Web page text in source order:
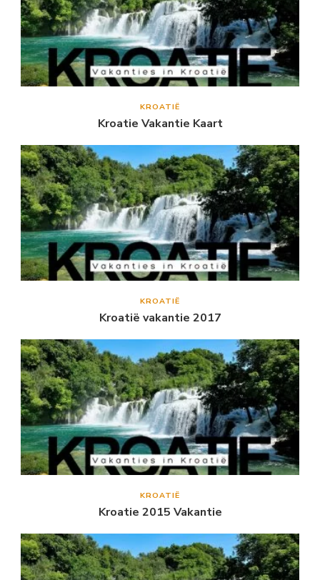
KROATIË
Kroatie Vakantie Kaart
KROATIË
Kroatië vakantie 2017
KROATIË
Kroatie 2015 Vakantie